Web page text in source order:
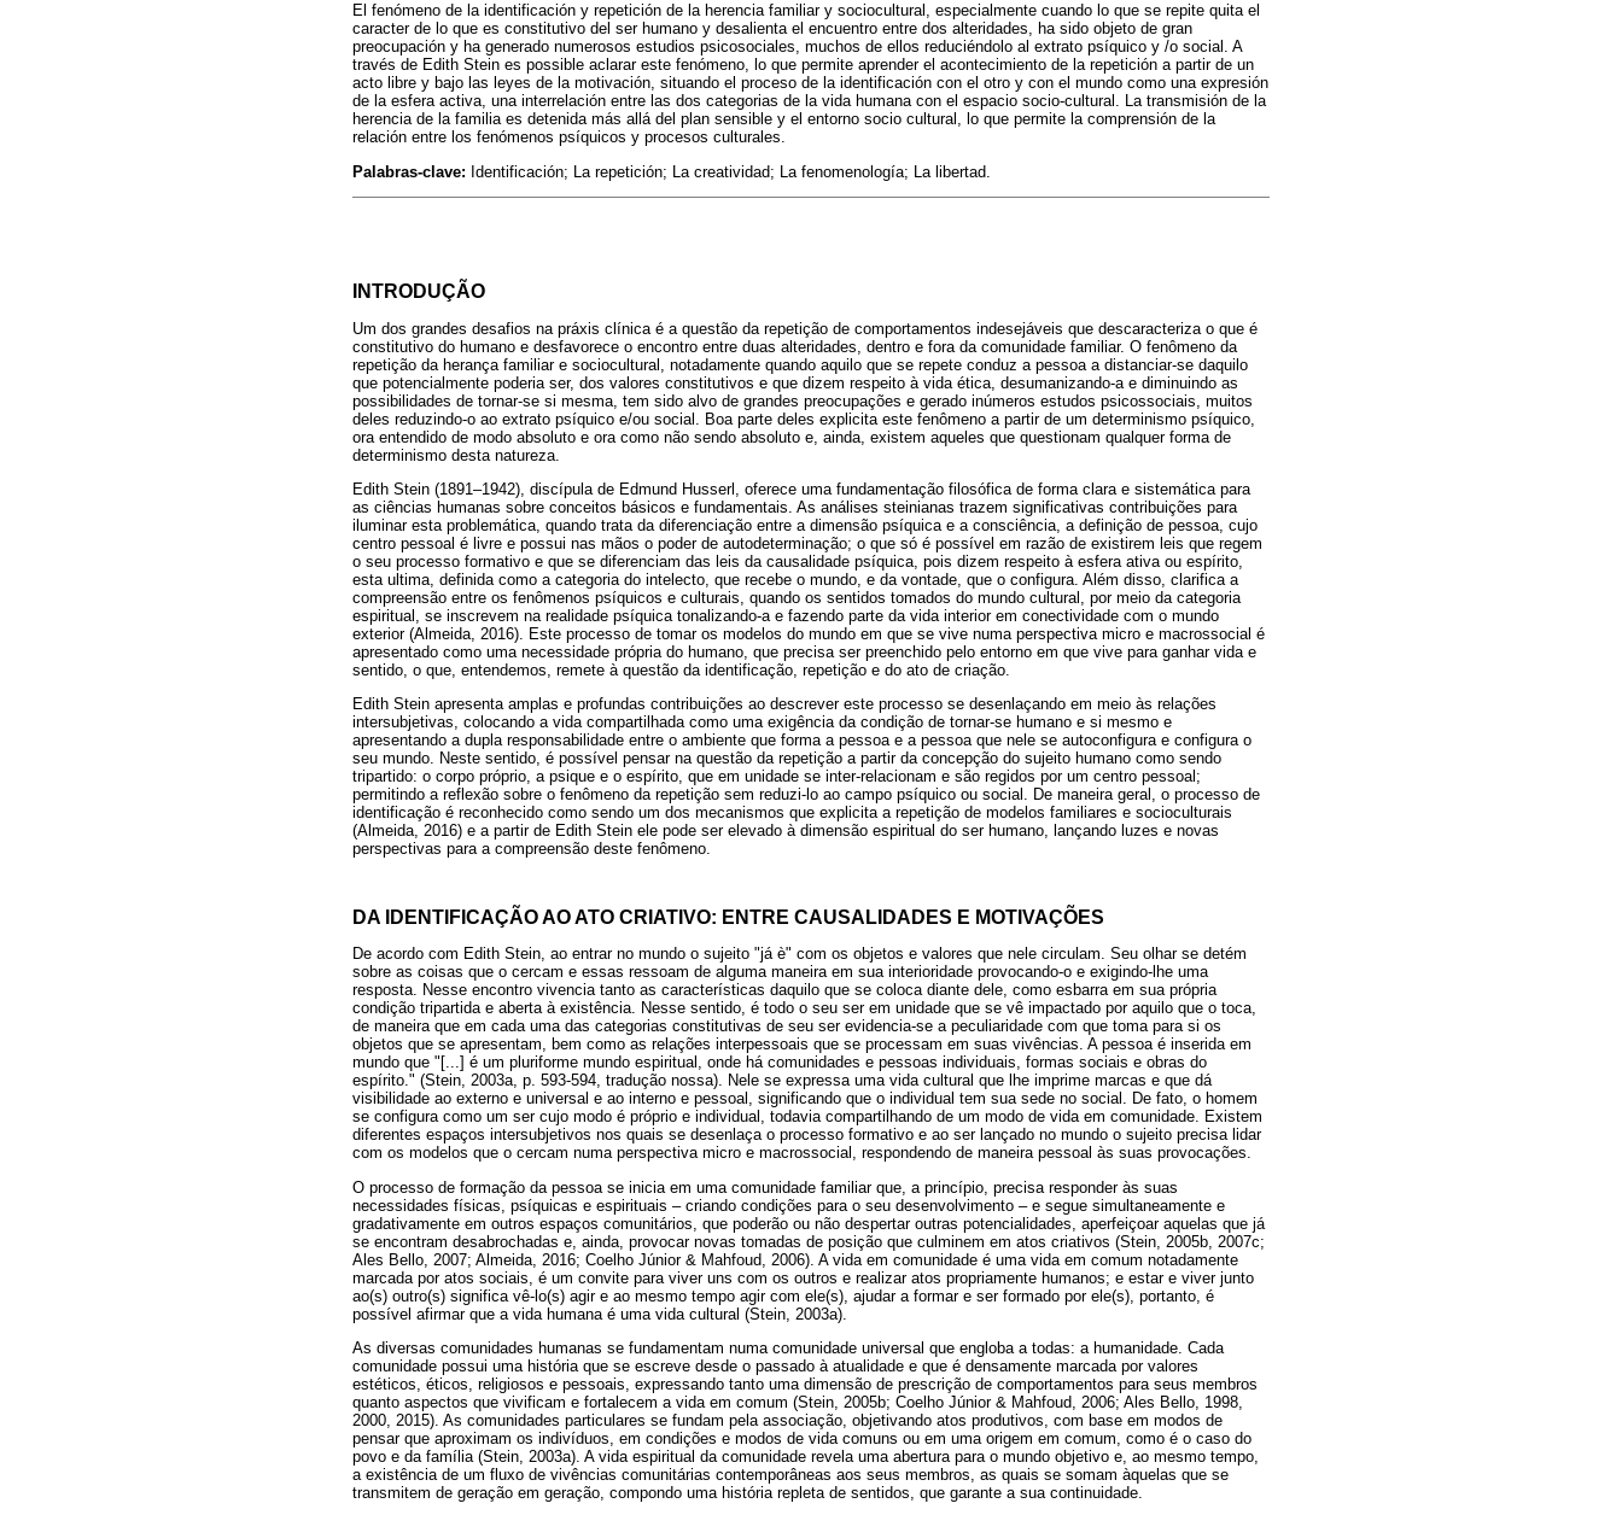
El fenómeno de la identificación y repetición de la herencia familiar y sociocultural, especialmente cuando lo que se repite quita el
caracter de lo que es constitutivo del ser humano y desalienta el encuentro entre dos alteridades, ha sido objeto de gran
preocupación y ha generado numerosos estudios psicosociales, muchos de ellos reduciéndolo al extrato psíquico y /o social. A
través de Edith Stein es possible aclarar este fenómeno, lo que permite aprender el acontecimiento de la repetición a partir de un
acto libre y bajo las leyes de la motivación, situando el proceso de la identificación con el otro y con el mundo como una expresión
de la esfera activa, una interrelación entre las dos categorias de la vida humana con el espacio socio-cultural. La transmisión de la
herencia de la familia es detenida más allá del plan sensible y el entorno socio cultural, lo que permite la comprensión de la
relación entre los fenómenos psíquicos y procesos culturales.
Palabras-clave: Identificación; La repetición; La creatividad; La fenomenología; La libertad.
INTRODUÇÃO
Um dos grandes desafios na práxis clínica é a questão da repetição de comportamentos indesejáveis que descaracteriza o que é
constitutivo do humano e desfavorece o encontro entre duas alteridades, dentro e fora da comunidade familiar. O fenômeno da
repetição da herança familiar e sociocultural, notadamente quando aquilo que se repete conduz a pessoa a distanciar-se daquilo
que potencialmente poderia ser, dos valores constitutivos e que dizem respeito à vida ética, desumanizando-a e diminuindo as
possibilidades de tornar-se si mesma, tem sido alvo de grandes preocupações e gerado inúmeros estudos psicossociais, muitos
deles reduzindo-o ao extrato psíquico e/ou social. Boa parte deles explicita este fenômeno a partir de um determinismo psíquico,
ora entendido de modo absoluto e ora como não sendo absoluto e, ainda, existem aqueles que questionam qualquer forma de
determinismo desta natureza.
Edith Stein (1891–1942), discípula de Edmund Husserl, oferece uma fundamentação filosófica de forma clara e sistemática para
as ciências humanas sobre conceitos básicos e fundamentais. As análises steinianas trazem significativas contribuições para
iluminar esta problemática, quando trata da diferenciação entre a dimensão psíquica e a consciência, a definição de pessoa, cujo
centro pessoal é livre e possui nas mãos o poder de autodeterminação; o que só é possível em razão de existirem leis que regem
o seu processo formativo e que se diferenciam das leis da causalidade psíquica, pois dizem respeito à esfera ativa ou espírito,
esta ultima, definida como a categoria do intelecto, que recebe o mundo, e da vontade, que o configura. Além disso, clarifica a
compreensão entre os fenômenos psíquicos e culturais, quando os sentidos tomados do mundo cultural, por meio da categoria
espiritual, se inscrevem na realidade psíquica tonalizando-a e fazendo parte da vida interior em conectividade com o mundo
exterior (Almeida, 2016). Este processo de tomar os modelos do mundo em que se vive numa perspectiva micro e macrossocial é
apresentado como uma necessidade própria do humano, que precisa ser preenchido pelo entorno em que vive para ganhar vida e
sentido, o que, entendemos, remete à questão da identificação, repetição e do ato de criação.
Edith Stein apresenta amplas e profundas contribuições ao descrever este processo se desenlaçando em meio às relações
intersubjetivas, colocando a vida compartilhada como uma exigência da condição de tornar-se humano e si mesmo e
apresentando a dupla responsabilidade entre o ambiente que forma a pessoa e a pessoa que nele se autoconfigura e configura o
seu mundo. Neste sentido, é possível pensar na questão da repetição a partir da concepção do sujeito humano como sendo
tripartido: o corpo próprio, a psique e o espírito, que em unidade se inter-relacionam e são regidos por um centro pessoal;
permitindo a reflexão sobre o fenômeno da repetição sem reduzi-lo ao campo psíquico ou social. De maneira geral, o processo de
identificação é reconhecido como sendo um dos mecanismos que explicita a repetição de modelos familiares e socioculturais
(Almeida, 2016) e a partir de Edith Stein ele pode ser elevado à dimensão espiritual do ser humano, lançando luzes e novas
perspectivas para a compreensão deste fenômeno.
DA IDENTIFICAÇÃO AO ATO CRIATIVO: ENTRE CAUSALIDADES E MOTIVAÇÕES
De acordo com Edith Stein, ao entrar no mundo o sujeito "já è" com os objetos e valores que nele circulam. Seu olhar se detém
sobre as coisas que o cercam e essas ressoam de alguma maneira em sua interioridade provocando-o e exigindo-lhe uma
resposta. Nesse encontro vivencia tanto as características daquilo que se coloca diante dele, como esbarra em sua própria
condição tripartida e aberta à existência. Nesse sentido, é todo o seu ser em unidade que se vê impactado por aquilo que o toca,
de maneira que em cada uma das categorias constitutivas de seu ser evidencia-se a peculiaridade com que toma para si os
objetos que se apresentam, bem como as relações interpessoais que se processam em suas vivências. A pessoa é inserida em
mundo que "[...] é um pluriforme mundo espiritual, onde há comunidades e pessoas individuais, formas sociais e obras do
espírito." (Stein, 2003a, p. 593-594, tradução nossa). Nele se expressa uma vida cultural que lhe imprime marcas e que dá
visibilidade ao externo e universal e ao interno e pessoal, significando que o individual tem sua sede no social. De fato, o homem
se configura como um ser cujo modo é próprio e individual, todavia compartilhando de um modo de vida em comunidade. Existem
diferentes espaços intersubjetivos nos quais se desenlaça o processo formativo e ao ser lançado no mundo o sujeito precisa lidar
com os modelos que o cercam numa perspectiva micro e macrossocial, respondendo de maneira pessoal às suas provocações.
O processo de formação da pessoa se inicia em uma comunidade familiar que, a princípio, precisa responder às suas
necessidades físicas, psíquicas e espirituais – criando condições para o seu desenvolvimento – e segue simultaneamente e
gradativamente em outros espaços comunitários, que poderão ou não despertar outras potencialidades, aperfeiçoar aquelas que já
se encontram desabrochadas e, ainda, provocar novas tomadas de posição que culminem em atos criativos (Stein, 2005b, 2007c;
Ales Bello, 2007; Almeida, 2016; Coelho Júnior & Mahfoud, 2006). A vida em comunidade é uma vida em comum notadamente
marcada por atos sociais, é um convite para viver uns com os outros e realizar atos propriamente humanos; e estar e viver junto
ao(s) outro(s) significa vê-lo(s) agir e ao mesmo tempo agir com ele(s), ajudar a formar e ser formado por ele(s), portanto, é
possível afirmar que a vida humana é uma vida cultural (Stein, 2003a).
As diversas comunidades humanas se fundamentam numa comunidade universal que engloba a todas: a humanidade. Cada
comunidade possui uma história que se escreve desde o passado à atualidade e que é densamente marcada por valores
estéticos, éticos, religiosos e pessoais, expressando tanto uma dimensão de prescrição de comportamentos para seus membros
quanto aspectos que vivificam e fortalecem a vida em comum (Stein, 2005b; Coelho Júnior & Mahfoud, 2006; Ales Bello, 1998,
2000, 2015). As comunidades particulares se fundam pela associação, objetivando atos produtivos, com base em modos de
pensar que aproximam os indivíduos, em condições e modos de vida comuns ou em uma origem em comum, como é o caso do
povo e da família (Stein, 2003a). A vida espiritual da comunidade revela uma abertura para o mundo objetivo e, ao mesmo tempo,
a existência de um fluxo de vivências comunitárias contemporâneas aos seus membros, as quais se somam àquelas que se
transmitem de geração em geração, compondo uma história repleta de sentidos, que garante a sua continuidade.